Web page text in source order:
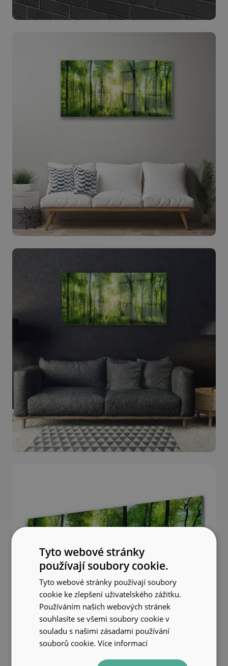
Tyto webové stránky
používají soubory cookie.
Tyto webové stránky používají soubory
cookie ke zlepšení uživatelského zážitku.
Používáním našich webových stránek
souhlasíte se všemi soubory cookie v
souladu s našimi zásadami používání
souborů cookie.Více informací